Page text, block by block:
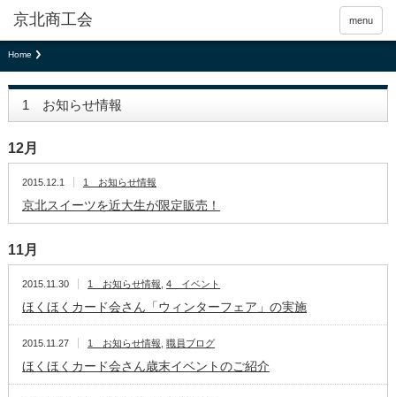
京北商工会 menu
Home
1 お知らせ情報
12月
2015.12.1 1 お知らせ情報
京北スイーツを近大生が限定販売！
11月
2015.11.30 1 お知らせ情報 4 イベント
ほくほくカード会さん「ウィンターフェア」の実施
2015.11.27 1 お知らせ情報 職員ブログ
ほくほくカード会さん歳末イベントのご紹介